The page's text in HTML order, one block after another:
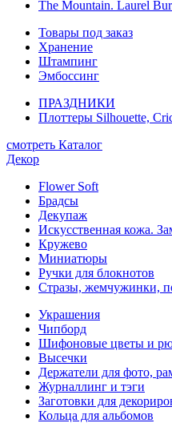
The Mountain. Laurel
Товары под заказ
Хранение
Штампинг
Эмбоссинг
ПРАЗДНИКИ
Плоттеры Silhouette,
смотреть Каталог
Декор
Flower Soft
Брадсы
Декупаж
Искусственная кожа.
Кружево
Миниатюры
Ручки для блокнотов
Стразы, жемчужинки,
Украшения
Чипборд
Шифоновые цветы и
Высечки
Держатели для фото,
Журналлинг и тэги
Заготовки для
Кольца для альбомов